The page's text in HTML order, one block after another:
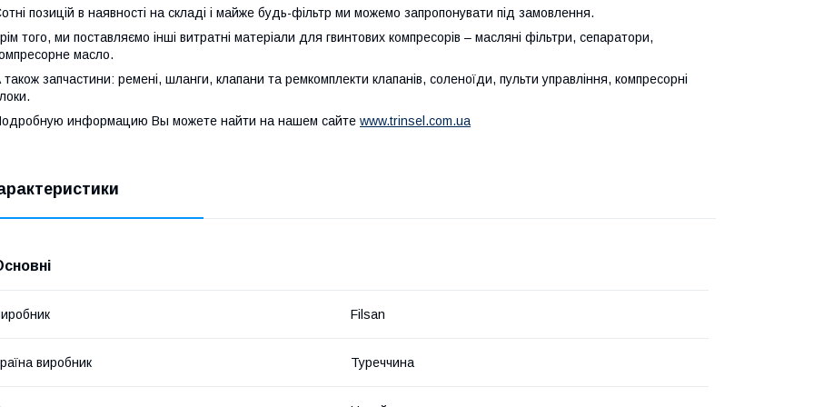
позицій в наявності на складі і майже будь-фільтр ми можемо запропонувати під замовлення.
того, ми поставляємо інші витратні матеріали для гвинтових компресорів – масляні фільтри, сепаратори,
масло.
також запчастини: ремені, шланги, клапани та ремкомплекти клапанів, соленоїди, пульти управління, компресорні
информацию Вы можете найти на нашем сайте www.trinsel.com.ua
Filsan
виробник Туреччина